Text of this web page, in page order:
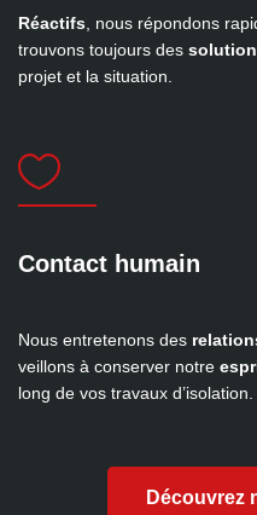
Réactifs , nous répondons
trouvons toujours des
projet et la situation.

Contact humain
Nous entretenons des
veillons à conserver notre
long de vos travaux d’isolation.
Découvrez